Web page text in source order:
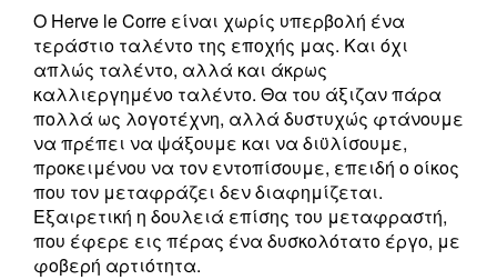
Ο Herve le Corre είναι χωρίς υπερβολή ένα
τεράστιο ταλέντο της εποχής μας. Και όχι
απλώς ταλέντο, αλλά και άκρως
καλλιεργημένο ταλέντο. Θα του άξιζαν πάρα
πολλά ως λογοτέχνη, αλλά δυστυχώς φτάνουμε
να πρέπει να ψάξουμε και να διϋλίσουμε,
προκειμένου να τον εντοπίσουμε, επειδή ο οίκος
που τον μεταφράζει δεν διαφημίζεται.
Εξαιρετική η δουλειά επίσης του μεταφραστή,
που έφερε εις πέρας ένα δυσκολότατο έργο, με
φοβερή αρτιότητα.